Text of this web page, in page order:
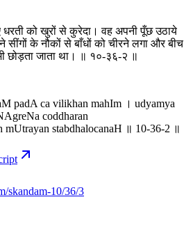
धरती को खुरों से कुरेदा। वह अपनी पूँछ उठाये
के नौकों से बाँधों को चीरने लगा और बीच
छोड़ता जाता था। ॥ १०-३६-२ ॥
padA ca vilikhan mahIm । udyamya
coddharan
mUtrayan stabdhalocanaH ॥ 10-36-2 ॥
skandam-10/36/3